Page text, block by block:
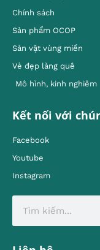
Chính sách
Sản phẩm OCOP
Sản vật vùng miền
Vẻ đẹp làng quê
Mô hình, kinh nghiêm
Kết nối với
Facebook
Youtube
Instagram